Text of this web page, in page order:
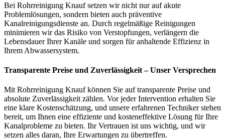
Bei Rohrreinigung Knauf setzen wir nicht nur auf akute
Problemlösungen, sondern bieten auch präventive
Kanalreinigungsdienste an. Durch regelmäßige Reinigungen
minimieren wir das Risiko von Verstopfungen, verlängern die
Lebensdauer Ihrer Kanäle und sorgen für anhaltende Effizienz in
Ihrem Abwassersystem.
Transparente Preise und Zuverlässigkeit – Unser Versprechen
Mit Rohrreinigung Knauf können Sie auf transparente Preise und
absolute Zuverlässigkeit zählen. Vor jeder Intervention erhalten Sie
eine klare Kostenschätzung, und unsere erfahrenen Techniker stehen
bereit, um Ihnen eine effiziente und kosteneffektive Lösung für Ihre
Kanalprobleme zu bieten. Ihr Vertrauen ist uns wichtig, und wir
setzen alles daran, Ihre Erwartungen zu übertreffen.